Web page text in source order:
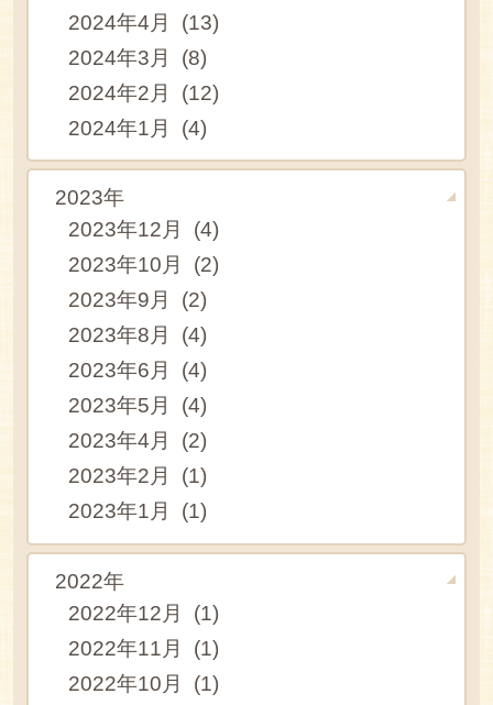
2024年4月 (13)
2024年3月 (8)
2024年2月 (12)
2024年1月 (4)
2023年
2023年12月 (4)
2023年10月 (2)
2023年9月 (2)
2023年8月 (4)
2023年6月 (4)
2023年5月 (4)
2023年4月 (2)
2023年2月 (1)
2023年1月 (1)
2022年
2022年12月 (1)
2022年11月 (1)
2022年10月 (1)